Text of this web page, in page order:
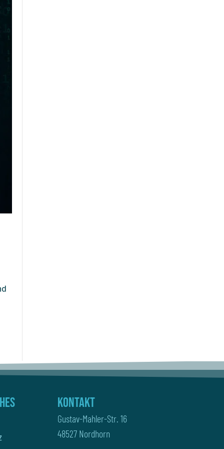
Kontakt
Gustav-Mahler-Str. 16
48527 Nordhorn